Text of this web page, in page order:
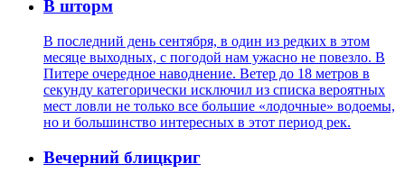
В шторм
В последний день сентября, в один из редких в этом
месяце выходных, с погодой нам ужасно не повезло. В
Питере очередное наводнение. Ветер до 18 метров в
секунду категорически исключил из списка вероятных
мест ловли не только все большие «лодочные» водоемы,
но и большинство интересных в этот период рек.
Вечерний блицкриг